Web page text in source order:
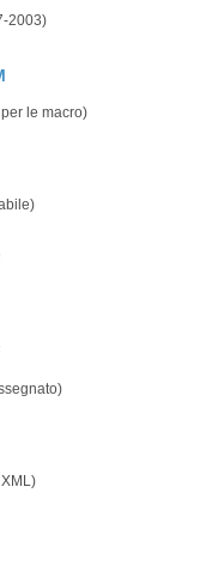
2003)
le macro)